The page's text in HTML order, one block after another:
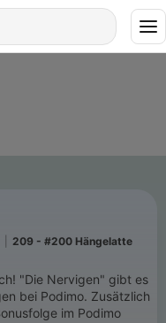
209 - #200 Hängelatte
es
bei Podimo. Zusätzlich
im Podimo